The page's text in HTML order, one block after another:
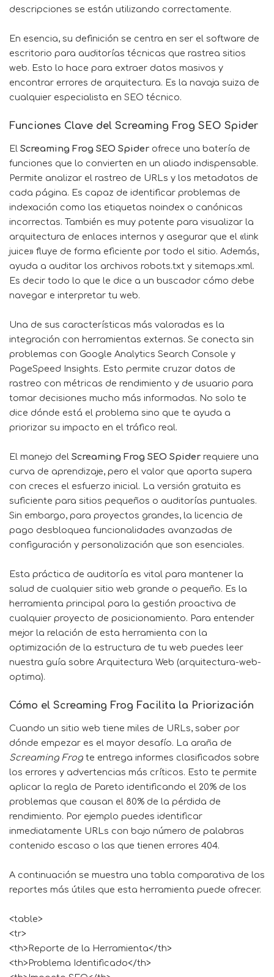
descripciones se están utilizando correctamente.
En esencia, su definición se centra en ser el software de
escritorio para auditorías técnicas que rastrea sitios
web. Esto lo hace para extraer datos masivos y
encontrar errores de arquitectura. Es la navaja suiza de
cualquier especialista en SEO técnico.
Funciones Clave del Screaming Frog SEO Spider
El Screaming Frog SEO Spider ofrece una batería de
funciones que lo convierten en un aliado indispensable.
Permite analizar el rastreo de URLs y los metadatos de
cada página. Es capaz de identificar problemas de
indexación como las etiquetas noindex o canónicas
incorrectas. También es muy potente para visualizar la
arquitectura de enlaces internos y asegurar que el «link
juice» fluye de forma eficiente por todo el sitio. Además,
ayuda a auditar los archivos robots.txt y sitemaps.xml.
Es decir todo lo que le dice a un buscador cómo debe
navegar e interpretar tu web.
Una de sus características más valoradas es la
integración con herramientas externas. Se conecta sin
problemas con Google Analytics Search Console y
PageSpeed Insights. Esto permite cruzar datos de
rastreo con métricas de rendimiento y de usuario para
tomar decisiones mucho más informadas. No solo te
dice dónde está el problema sino que te ayuda a
priorizar su impacto en el tráfico real.
El manejo del Screaming Frog SEO Spider requiere una
curva de aprendizaje, pero el valor que aporta supera
con creces el esfuerzo inicial. La versión gratuita es
suficiente para sitios pequeños o auditorías puntuales.
Sin embargo, para proyectos grandes, la licencia de
pago desbloquea funcionalidades avanzadas de
configuración y personalización que son esenciales.
Esta práctica de auditoría es vital para mantener la
salud de cualquier sitio web grande o pequeño. Es la
herramienta principal para la gestión proactiva de
cualquier proyecto de posicionamiento. Para entender
mejor la relación de esta herramienta con la
optimización de la estructura de tu web puedes leer
nuestra guía sobre Arquitectura Web (arquitectura-web-
optima).
Cómo el Screaming Frog Facilita la Priorización
Cuando un sitio web tiene miles de URLs, saber por
dónde empezar es el mayor desafío. La araña de
Screaming Frog te entrega informes clasificados sobre
los errores y advertencias más críticos. Esto te permite
aplicar la regla de Pareto identificando el 20% de los
problemas que causan el 80% de la pérdida de
rendimiento. Por ejemplo puedes identificar
inmediatamente URLs con bajo número de palabras
contenido escaso o las que tienen errores 404.
A continuación se muestra una tabla comparativa de los
reportes más útiles que esta herramienta puede ofrecer.
<table>
<tr>
<th>Reporte de la Herramienta</th>
<th>Problema Identificado</th>